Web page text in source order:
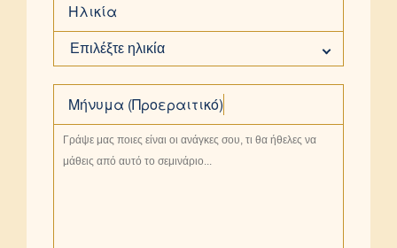
Ηλικία
Επιλέξτε ηλικία
Μήνυμα (Προεραιτικό)